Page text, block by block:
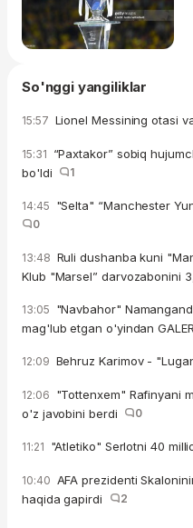
So'nggi yangiliklar
15:57 Lionel Messining otasi
15:31 “Paxtakor” sobiq
bo'ldi
1
14:45 "Selta" “Manchester
0
13:48 Ruli dushanba kuni
Klub "Marsel” darvozabonini
13:05 "Navbahor"
mag'lub etgan o'yindan
12:09 Behruz Karimov -
12:06 "Tottenxem" Rafinyani
o'z javobini berdi
0
11:21 "Atletiko" Serlotni 40
10:40 AFA prezidenti
haqida gapirdi
2